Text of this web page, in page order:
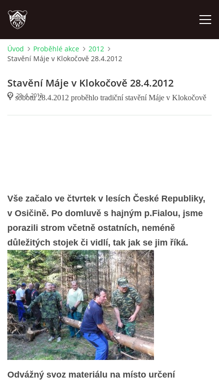
ÚVOD
PLÁNOVANÉ AKCE
VIDEA
INTERNÍ SEKCE
KONTAKTY
Úvod Proběhlé akce
2012
Stavění Máje v Klokočově 28.4.2012
Stavění Máje v Klokočově 28.4.2012
29. 4. 2012
V sobotu 28.4.2012 proběhlo tradiční stavění Máje v Klokočově
Vše začalo ve čtvrtek v lesích České Republiky,
v Osičině. Po domluvě s hajným p.Fialou, jsme
porazili strom včetně ostatních, neméně
důležitých stojek či vidlí, tak jak se jim říká.
Odvážný svoz materiálu na místo určení